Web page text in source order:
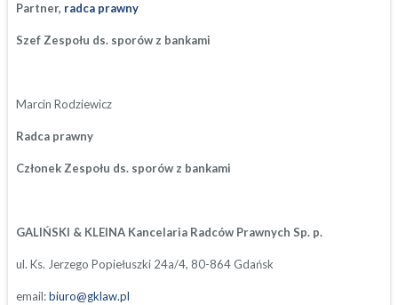
Partner, radca prawny
Szef Zespołu ds. sporów z bankami
Marcin Rodziewicz
Radca prawny
Członek Zespołu ds. sporów z bankami
GALIŃSKI & KLEINA Kancelaria Radców Prawnych Sp. p.
ul. Ks. Jerzego Popiełuszki 24a/4, 80-864 Gdańsk
email:biuro@gklaw.pl